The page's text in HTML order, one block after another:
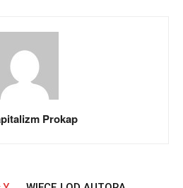
Prokap